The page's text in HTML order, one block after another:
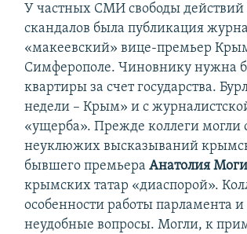
У частных СМИ свободы
скандалов была публикация
«макеевский» вице-премьер
Симферополе. Чиновнику нужна
квартиры за счет государства.
недели – Крым» и с
«ущерба». Прежде коллеги могли
неуклюжих высказываний
бывшего премьераАнатолия
крымских татар «диаспорой».
особенности работы парламента
неудобные вопросы. Могли, к